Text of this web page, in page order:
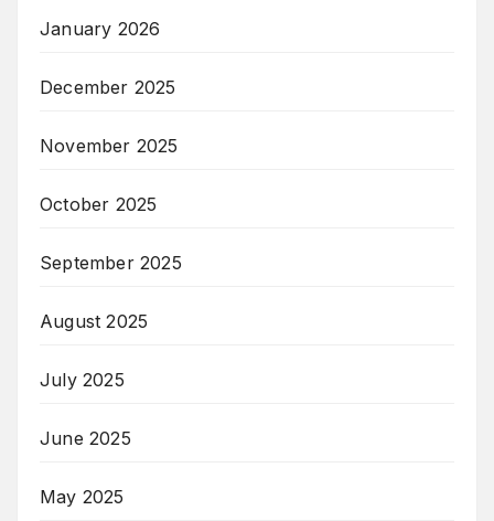
January 2026
December 2025
November 2025
October 2025
September 2025
August 2025
July 2025
June 2025
May 2025